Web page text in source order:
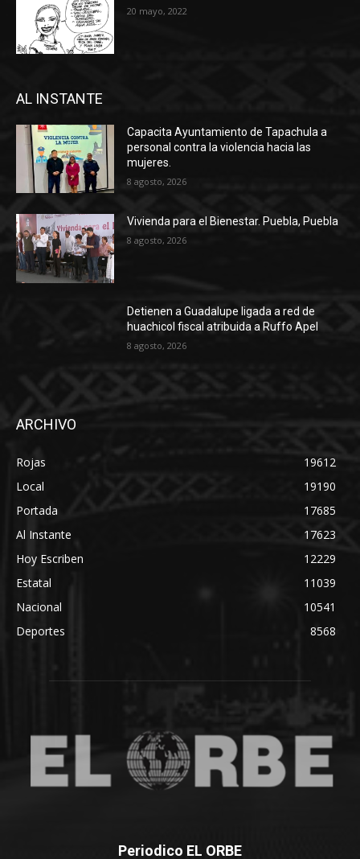
20 mayo, 2022
AL INSTANTE
Capacita Ayuntamiento de Tapachula a
personal contra la violencia hacia las
mujeres.
8 agosto, 2026
Vivienda para el Bienestar. Puebla, Puebla
8 agosto, 2026
Detienen a Guadalupe ligada a red de
huachicol fiscal atribuida a Ruffo Apel
8 agosto, 2026
ARCHIVO
Rojas
19612
Local
19190
Portada
17685
Al Instante
17623
Hoy Escriben
12229
Estatal
11039
Nacional
10541
Deportes
8568
Periodico EL ORBE